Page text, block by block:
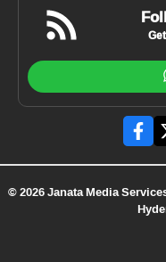
© 2026 Janata Media